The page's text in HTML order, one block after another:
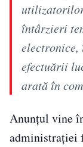
întârzieri
electronice,
efectuării
arată în
Anunțul vine
administrației